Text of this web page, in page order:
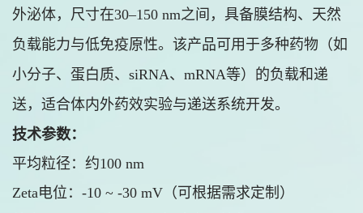
外泌体，尺寸在30–150 nm之间，具备膜结构、天然
负载能力与低免疫原性。该产品可用于多种药物（如
小分子、蛋白质、siRNA、mRNA等）的负载和递
送，适合体内外药效实验与递送系统开发。
技术参数：
平均粒径：约100 nm
Zeta电位：-10 ~ -30 mV（可根据需求定制）